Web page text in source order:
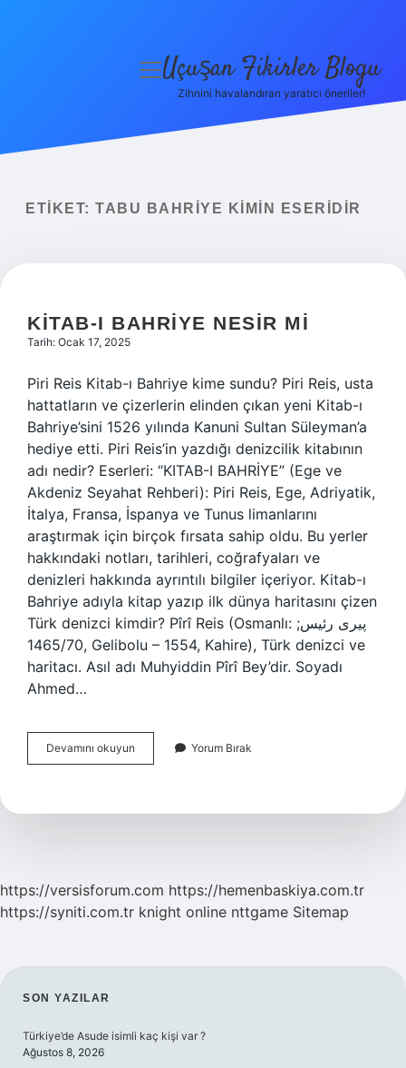
Yasal Uyarı
menüyü
Uçuşan Fikirler Blogu
Zihnini havalandıran yaratıcı öneriler!
ETIKET: TABU BAHRIYE KIMIN ESERIDIR
KITAB-I BAHRIYE NESIR MI
Tarih: Ocak 17, 2025
Piri Reis Kitab-ı Bahriye kime sundu? Piri Reis, usta
hattatların ve çizerlerin elinden çıkan yeni Kitab-ı
Bahriye’sini 1526 yılında Kanuni Sultan Süleyman’a
hediye etti. Piri Reis’in yazdığı denizcilik kitabının
adı nedir? Eserleri: “KITAB-I BAHRİYE” (Ege ve
Akdeniz Seyahat Rehberi): Piri Reis, Ege, Adriyatik,
İtalya, Fransa, İspanya ve Tunus limanlarını
araştırmak için birçok fırsata sahip oldu. Bu yerler
hakkındaki notları, tarihleri, coğrafyaları ve
denizleri hakkında ayrıntılı bilgiler içeriyor. Kitab-ı
Bahriye adıyla kitap yazıp ilk dünya haritasını çizen
Türk denizci kimdir? Pîrî Reis (Osmanlı: پیری رئیس;
1465/70, Gelibolu – 1554, Kahire), Türk denizci ve
haritacı. Asıl adı Muhyiddin Pîrî Bey’dir. Soyadı
Ahmed…
Devamını okuyun
I
Mi
Yorum Bırak
https://versisforum.com https://hemenbaskiya.com.tr
https://syniti.com.tr knight online nttgame Sitemap
SIDEBAR
SON YAZILAR
Türkiye’de Asude isimli kaç kişi var ?
Ağustos 8, 2026